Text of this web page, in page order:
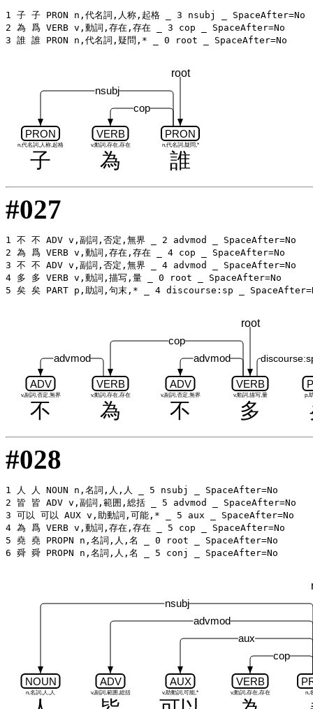
1 子 子 PRON n,代名詞,人称,起格 _ 3 nsubj _ SpaceAfter=No
2 為 爲 VERB v,動詞,存在,存在 _ 3 cop _ SpaceAfter=No
子
PRON
n,代名詞,人称,起格
為
VERB
v,動詞,存在,存在
誰
PRON
n,代名詞,疑問,*
nsubj
cop
root
#027
1 不 不 ADV v,副詞,否定,無界 _ 2 advmod _ SpaceAfter=No
2 為 爲 VERB v,動詞,存在,存在 _ 4 cop _ SpaceAfter=No
3 不 不 ADV v,副詞,否定,無界 _ 4 advmod _ SpaceAfter=No
4 多 多 VERB v,動詞,描写,量 _ 0 root _ SpaceAfter=No
不
ADV
v,副詞,否定,無界
為
VERB
v,動詞,存在,存在
不
ADV
v,副詞,否定,無界
多
VERB
v,動詞,描写,量 p,
advmod
cop
advmod
root
#028
1 人 人 NOUN n,名詞,人,人 _ 5 nsubj _ SpaceAfter=No
2 皆 皆 ADV v,副詞,範囲,総括 _ 5 advmod _ SpaceAfter=No
3 可以 可以 AUX v,助動詞,可能,* _ 5 aux _ SpaceAfter=No
4 為 爲 VERB v,動詞,存在,存在 _ 5 cop _ SpaceAfter=No
5 堯 堯 PROPN n,名詞,人,名 _ 0 root _ SpaceAfter=No
NOUN
n,名詞,人,人
ADV
v,副詞,範囲,総括
AUX
v,助動詞,可能,*
VERB
v,動詞,存在,存在 n,
nsubj
advmod
aux
cop